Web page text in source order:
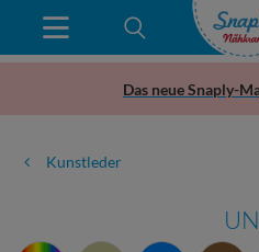
Das neue Snaply-
Kunstleder